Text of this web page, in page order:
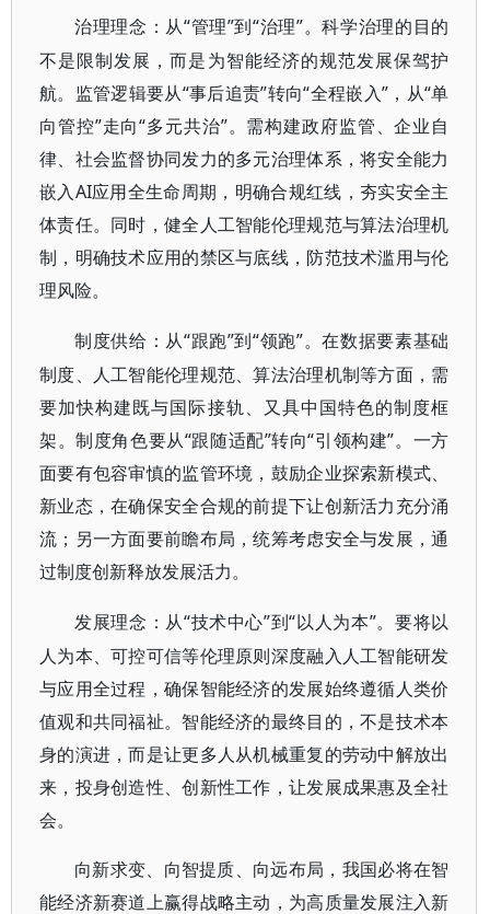
治理理念：从“管理”到“治理”。科学治理的目的
不是限制发展，而是为智能经济的规范发展保驾护
航。监管逻辑要从“事后追责”转向“全程嵌入”，从“单
向管控”走向“多元共治”。需构建政府监管、企业自
律、社会监督协同发力的多元治理体系，将安全能力
嵌入AI应用全生命周期，明确合规红线，夯实安全主
体责任。同时，健全人工智能伦理规范与算法治理机
制，明确技术应用的禁区与底线，防范技术滥用与伦
理风险。
制度供给：从“跟跑”到“领跑”。在数据要素基础
制度、人工智能伦理规范、算法治理机制等方面，需
要加快构建既与国际接轨、又具中国特色的制度框
架。制度角色要从“跟随适配”转向“引领构建”。一方
面要有包容审慎的监管环境，鼓励企业探索新模式、
新业态，在确保安全合规的前提下让创新活力充分涌
流；另一方面要前瞻布局，统筹考虑安全与发展，通
过制度创新释放发展活力。
发展理念：从“技术中心”到“以人为本”。要将以
人为本、可控可信等伦理原则深度融入人工智能研发
与应用全过程，确保智能经济的发展始终遵循人类价
值观和共同福祉。智能经济的最终目的，不是技术本
身的演进，而是让更多人从机械重复的劳动中解放出
来，投身创造性、创新性工作，让发展成果惠及全社
会。
向新求变、向智提质、向远布局，我国必将在智
能经济新赛道上赢得战略主动，为高质量发展注入新